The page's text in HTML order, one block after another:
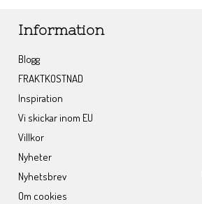
Information
Blogg
FRAKTKOSTNAD
Inspiration
Vi skickar inom EU
Villkor
Nyheter
Nyhetsbrev
Om cookies